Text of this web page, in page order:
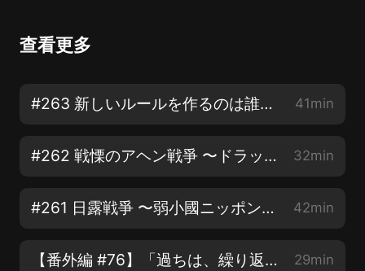
@CotenRadio 【公式LINEスタンプ】
https://cotenradio.fm/references/ 【収録】 いいかね
https://cotenradio.fm/feedback/
查看更多
#263 新しいルールを作るのは誰だ!? 日本の近代國家化で広がる極東の亀裂【COTEN RADIO】 41min
#262 戦慄のアヘン戦爭 〜ドラッグに揺れるアジア情勢とある幕末志士の開眼〜【COTEN RADIO】 32min
#261 日露戦爭 〜弱小國ニッポンが見出した勝利への布石〜【COTEN RADIO】 42min
【番外編 #76】「過ちは、繰り返すな…！」畫一的思考からの脫卻を図る僕たちの採用活動【COTEN RADIO】 29min